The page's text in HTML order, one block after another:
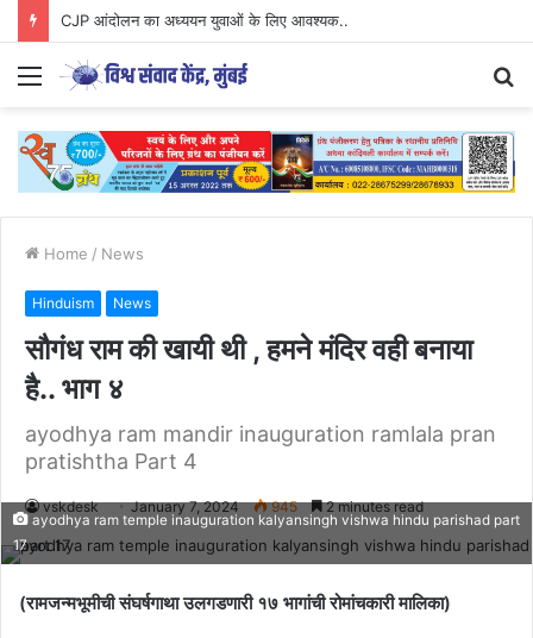
CJP आंदोलन का अध्ययन युवाओं के लिए आवश्यक..
Menu
Home / News
Hinduism News
सौगंध राम की खायी थी , हमने मंदिर वही बनाया
है.. भाग ४
ayodhya ram mandir inauguration ramlala pran
pratishtha Part 4
vskdesk January 7, 2024 945 2 minutes read
ayodhya ram temple inauguration kalyansingh vishwa hindu parishad part
17
(रामजन्मभूमीची संघर्षगाथा उलगडणारी १७ भागांची रोमांचकारी मालिका)